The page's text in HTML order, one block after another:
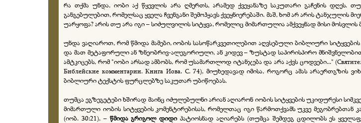
რა თქმა უნდა, იობი აქ წყევლის არა ღმერთს, არამედ ქვეყანაზე საკუთარი გაჩენის დღეს.
განგებულებით, რომელსაც ყველა ჩვენგანი შემოჰყავს ქვეყნიერებაში. მაშ, ხომ არ არის ტანჯულის
უარყოფა? არის თუ არა იგი – სიძულვილის სიტყვა, რომელიც მიმართულია ამქვეყნად მისი
უნდა ვაღიაროთ, რომ წმიდა მამები, იობის სასოწარკვეთილებით აღვსებული ბიბლიური
და მათ მეტაფორული ან ზნეობრივ-ალეგორიული, ან კიდევ – ზუსტად საპირისპირო
ამტკიცებს, რომ "იობი არსად ამბობს, რომ უსამართლოდ იტანჯება და არა აქვს ცოდვები..."
Библейские комментарии. Книга Иова. С. 74), მიუხედავად იმისა, როგორც ამას არაერთგზის
ბიბლიური ტექსტის ფურცლებზე საკუთარ უბიწოებას.
თუმცა ეგზეგეტები ხშირად მაინც იძულებულნი არიან აღიარონ იობის სიტყვების უკიდურესი
მიმართული იობის სიტყვების კომენტირებისას, რომელთაც იგი წარმოთქვამს უკვე
(იობ. 30:21), – წმიდა გრიგოლ დიდიპატიოსნად აღიარებს (თუმცა შემდეგ ცდილობს ეს